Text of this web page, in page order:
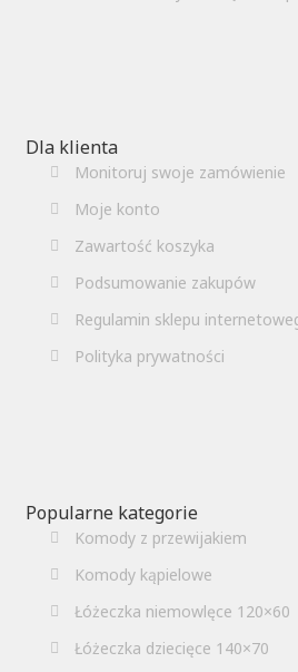
Dla klienta
Monitoruj swoje zamówienie
Moje konto
Zawartość koszyka
Podsumowanie zakupów
Regulamin sklepu
Polityka prywatności
Popularne kategorie
Komody z przewijakiem
Komody kąpielowe
Łóżeczka niemowlęce 120×60
Łóżeczka dziecięce 140×70